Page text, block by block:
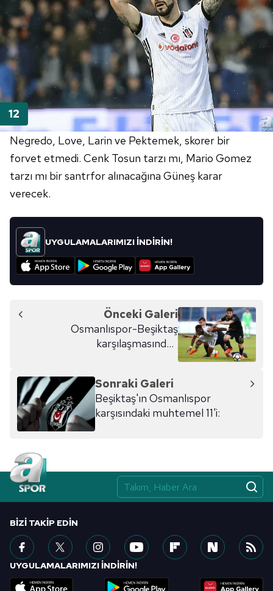
Negredo, Love, Larin ve Pektemek, skorer bir
forvet etmedi. Cenk Tosun tarzı mı, Mario Gomez
tarzı mı bir santrfor alınacağına Güneş karar
verecek.
UYGULAMALARIMIZI İNDİRİN!
Önceki Galeri
Osmanlıspor-Beşiktaş
karşılaşmasından
Sonraki Galeri
Beşiktaş'ın Osmanlıspor
karşısındaki muhtemel 11'i:
BIZI TAKIP EDIN
UYGULAMALARIMIZI İNDİRİN!